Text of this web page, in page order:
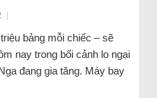
|
bảng mỗi chiếc – sẽ
nay trong bối cảnh lo ngại
đang gia tăng. Máy bay